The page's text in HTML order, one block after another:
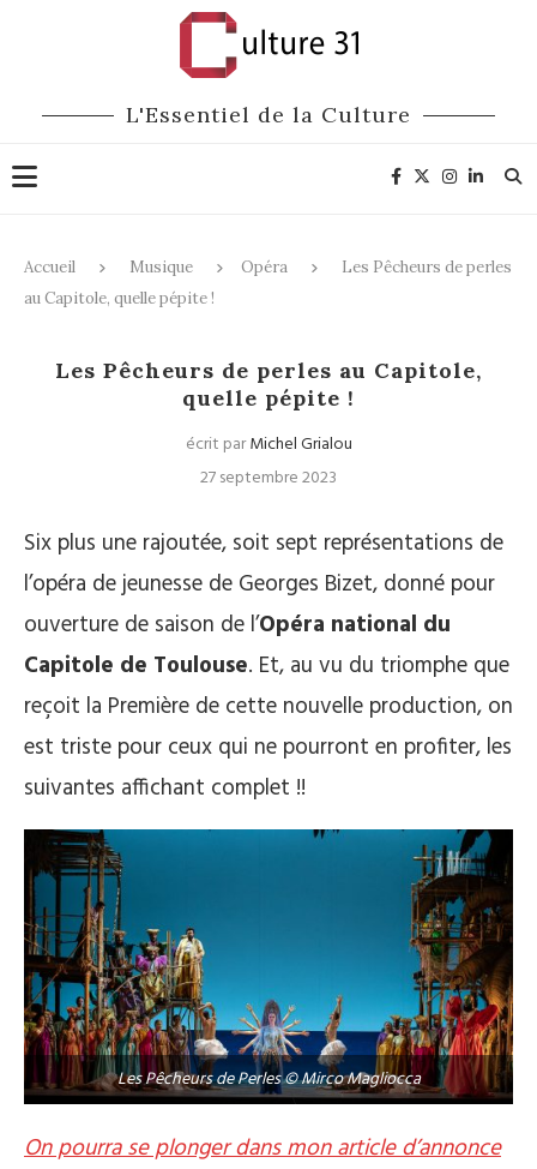
L'Essentiel de la Culture
Accueil Musique Opéra
Les Pêcheurs de perles
au Capitole, quelle pépite !
Les Pêcheurs de perles au Capitole,
quelle pépite !
écrit parMichel Grialou
27 septembre 2023
Six plus une rajoutée, soit sept représentations de
l’opéra de jeunesse de Georges Bizet, donné pour
ouverture de saison de l’Opéra national du
Capitole de Toulouse. Et, au vu du triomphe que
reçoit la Première de cette nouvelle production, on
est triste pour ceux qui ne pourront en profiter, les
suivantes affichant complet !!
Les Pêcheurs de Perles © Mirco Magliocca
On pourra se plonger dans mon article d’annonce